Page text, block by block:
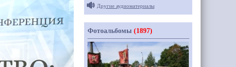
Другие аудиоматериалы
Фотоальбомы (1897)